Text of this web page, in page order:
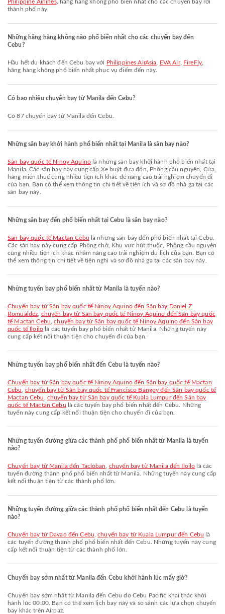
Philippine Airlines, hãng hàng không phổ biến nhất cho các chuyến bay rời
thành phố này.
Những hãng hàng không nào phổ biến nhất cho các chuyến bay đến
Cebu?
Hầu hết du khách đến Cebu bay với Philippines AirAsia EVA Air, FireFly,
hãng hàng không phổ biến nhất phục vụ điểm đến này.
Có bao nhiêu chuyến bay từ Manila đến Cebu?
Có 87 chuyến bay từ Manila đến Cebu.
Những sân bay khởi hành phổ biến nhất tại Manila là sân bay nào?
Sân bay quốc tế Ninoy Aquinolà những sân bay khởi hành phổ biến nhất tại
Manila. Các sân bay này cung cấp Xe buýt đưa đón, Phòng cầu nguyện, Cửa
hàng miễn thuế cùng nhiều tiện ích khác để nâng cao trải nghiệm chuyến đi
của bạn. Bạn có thể xem thông tin chi tiết về tiện ích và sơ đồ nhà ga tại các
sân bay này.
Những sân bay đến phổ biến nhất tại Cebu là sân bay nào?
Sân bay quốc tế Mactan Cebu là những sân bay đến phổ biến nhất tại Cebu.
Các sân bay này cung cấp Phòng chờ, Khu vực hút thuốc, Phòng cầu nguyện
cùng nhiều tiện ích khác nhằm nâng cao trải nghiệm du lịch của bạn. Bạn có
thể xem thông tin chi tiết về tiện nghi và sơ đồ nhà ga tại các sân bay này.
Những tuyến bay phổ biến nhất từ Manila là tuyến nào?
chuyến bay từ Sân bay quốc tế Ninoy Aquino đến Sân bay Daniel Z
Romualdez chuyến bay từ Sân bay quốc tế Ninoy Aquino đến Sân bay quốc
tế Mactan Cebu ,chuyến bay từ Sân bay quốc tế Ninoy Aquino đến Sân bay
quốc tế Iloilolà các tuyến bay phổ biến nhất từ Manila. Những tuyến này
cung cấp kết nối thuận tiện cho chuyến đi của bạn.
Những tuyến bay phổ biến nhất đến Cebu là tuyến nào?
chuyến bay từ Sân bay quốc tế Ninoy Aquino đến Sân bay quốc tế Mactan
Cebu
chuyến bay từ Sân bay quốc tế Francisco Bangoy đến Sân bay quốc tế
Mactan Cebu
chuyến bay từ Sân bay quốc tế Kuala Lumpur đến Sân bay
quốc tế Mactan Cebu là các tuyến bay phổ biến nhất đến Cebu. Những
tuyến này cung cấp kết nối thuận tiện cho chuyến đi của bạn.
Những tuyến đường giữa các thành phố phổ biến nhất từ Manila là tuyến
nào?
chuyến bay từ Manila đến Tacloban chuyến bay từ Manila đến Iloilo là các
tuyến đường thành phố phổ biến nhất từ Manila. Những tuyến này cung cấp
kết nối thuận tiện từ các thành phố lớn.
Những tuyến đường giữa các thành phố phổ biến nhất đến Cebu là tuyến
nào?
chuyến bay từ Davao đến Cebu ,chuyến bay từ Kuala Lumpur đến Cebu là
các tuyến đường thành phố phổ biến nhất đến Cebu. Những tuyến này cung
cấp kết nối thuận tiện từ các thành phố lớn.
Chuyến bay sớm nhất từ Manila đến Cebu khởi hành lúc mấy giờ?
Chuyến bay sớm nhất từ Manila đến Cebu do Cebu Pacific khai thác khởi
hành lúc 00:00. Bạn có thể xem lịch bay này và so sánh các lựa chọn chuyến
bay khác trên Airpaz.